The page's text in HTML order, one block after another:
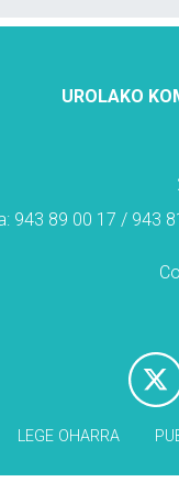
UROLAKO
943 89 00 17 / 943
LEGE OHARRA